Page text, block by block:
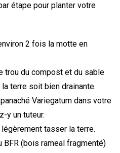
étape pour planter votre
2 fois la motte en
trou du compost et du sable
terre soit bien drainante.
Variegatum dans votre
y un tuteur.
tasser la terre.
(bois rameal fragmenté)